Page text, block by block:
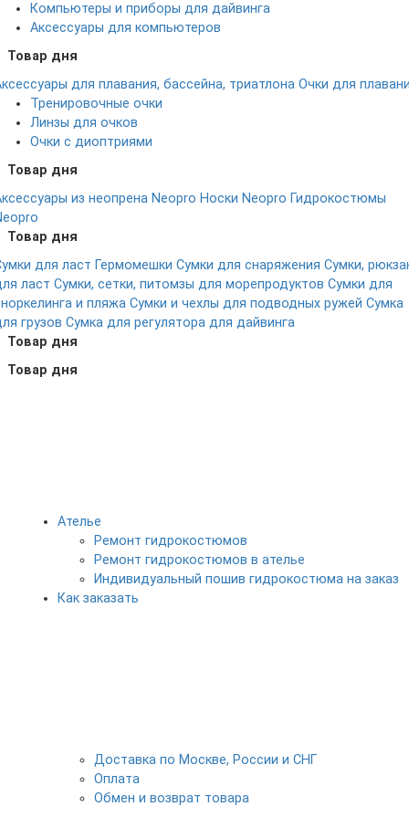
Компьютеры и приборы для дайвинга
Аксессуары для компьютеров
Товар дня
для плавания, бассейна, триатлона Очки для
Тренировочные очки
Линзы для очков
Очки с диоптриями
Товар дня
из неопрена Neopro Носки Neopro Гидрокостюмы
Товар дня
для ласт Гермомешки Сумки для снаряжения Сумки,
ласт Сумки, сетки, питомзы для морепродуктов Сумки для
и пляжа Сумки и чехлы для подводных ружей Сумка
грузов Сумка для регулятора для дайвинга
Товар дня
Товар дня
Ателье
Ремонт гидрокостюмов
Ремонт гидрокостюмов в ателье
Индивидуальный пошив гидрокостюма на заказ
Как заказать
Доставка по Москве, России и СНГ
Оплата
Обмен и возврат товара